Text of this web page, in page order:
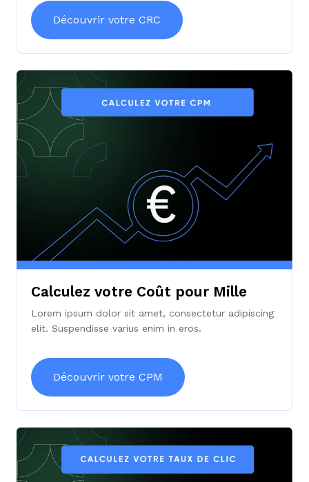
Découvrir votre CRC
Calculez votre Coût pour Mille
Lorem ipsum dolor sit amet, consectetur adipiscing
elit. Suspendisse varius enim in eros.
Découvrir votre CPM